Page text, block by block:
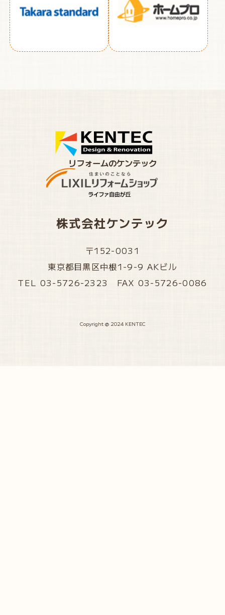
リフォームのケンテック
株式会社ケンテック
〒152-0031
東京都目黒区中根1-9-9 AKビル
TEL 03-5726-2323 FAX 03-5726-0086
Copyright @ 2024 KENTEC